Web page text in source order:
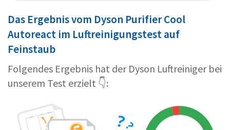
Das Ergebnis vom Dyson Purifier Cool
Autoreact im Luftreinigungstest auf
Feinstaub
Folgendes Ergebnis hat der Dyson Luftreiniger bei
unserem Test erzielt 👇: